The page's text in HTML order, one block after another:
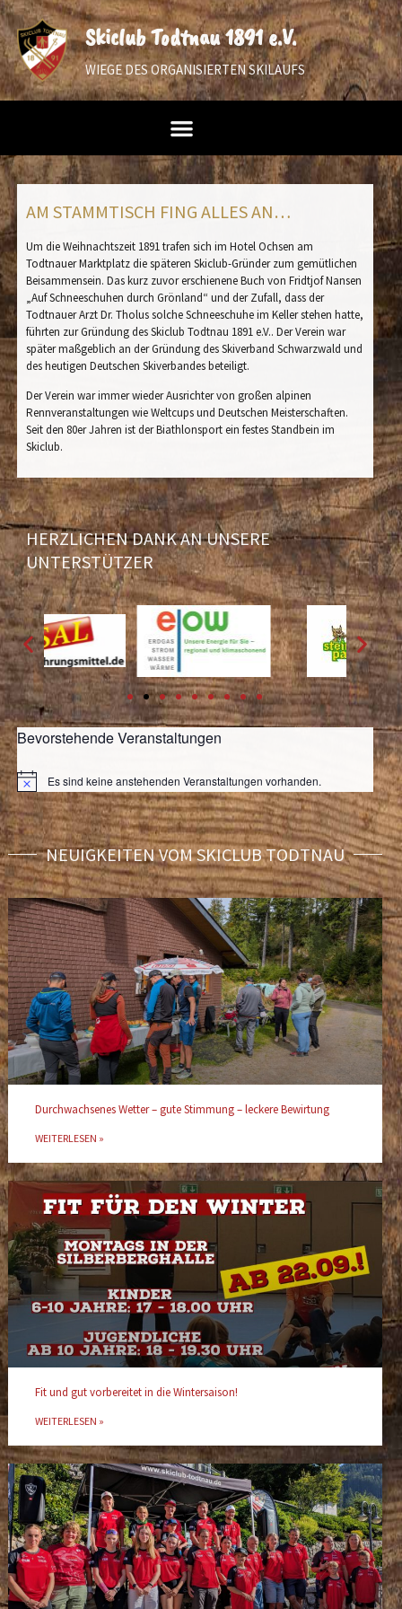
Skiclub Todtnau 1891 e.V.
WIEGE DES ORGANISIERTEN SKILAUFS
AM STAMMTISCH FING ALLES AN…
Um die Weihnachtszeit 1891 trafen sich im Hotel Ochsen am
Todtnauer Marktplatz die späteren Skiclub-Gründer zum gemütlichen
Beisammensein. Das kurz zuvor erschienene Buch von FridtjofNansen
„Auf Schneeschuhen durch Grönland“ und der Zufall, dass der
Todtnauer Arzt Dr. Tholus solche Schneeschuhe im Keller stehen hatte,
führten zur Gründung des Skiclub Todtnau 1891 e.V.. Der Verein war
später maßgeblich an der Gründung des Skiverband Schwarzwald und
des heutigen Deutschen Skiverbandes beteiligt.
Der Verein war immer wieder Ausrichter von großen alpinen
Rennveranstaltungen wie Weltcups und Deutschen Meisterschaften.
Seit den 80er Jahren ist der Biathlonsport ein festes Standbein im
Skiclub.
HERZLICHEN DANK AN UNSERE
UNTERSTÜTZER
Bevorstehende Veranstaltungen
HinweisEs sind keine anstehenden Veranstaltungen vorhanden.
NEUIGKEITEN VOM SKICLUB TODTNAU
Durchwachsenes Wetter – gute Stimmung – leckere Bewirtung
WEITERLESEN »
Fit und gut vorbereitet in die Wintersaison!
WEITERLESEN »